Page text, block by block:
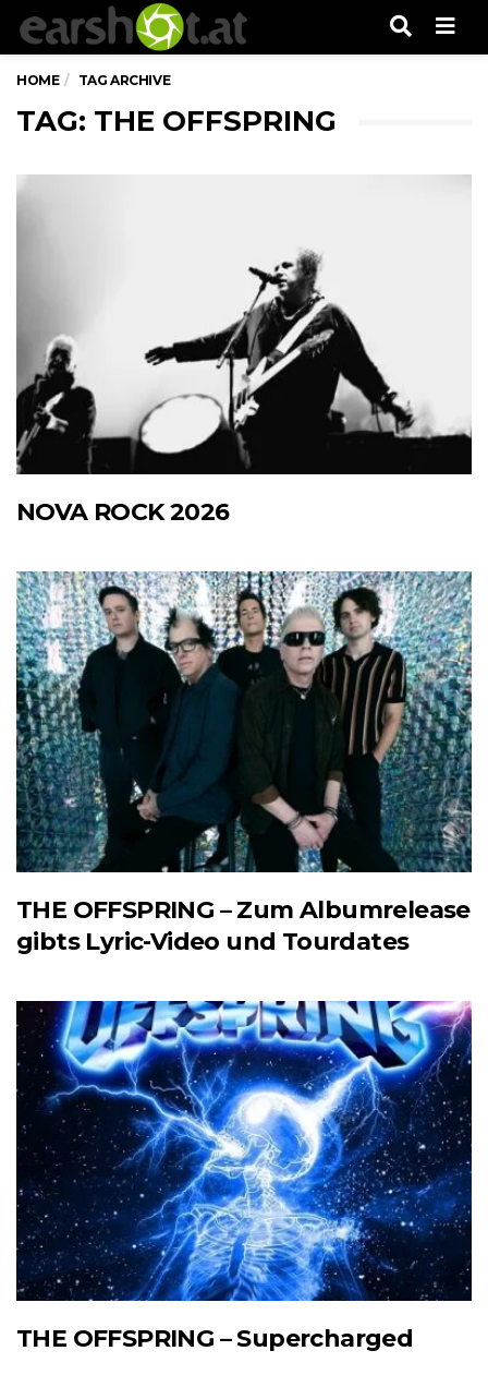
HOME TAG ARCHIVE
TAG: THE OFFSPRING
NOVA ROCK 2026
THE OFFSPRING – Zum Albumrelease
gibts Lyric-Video und Tourdates
THE OFFSPRING – Supercharged